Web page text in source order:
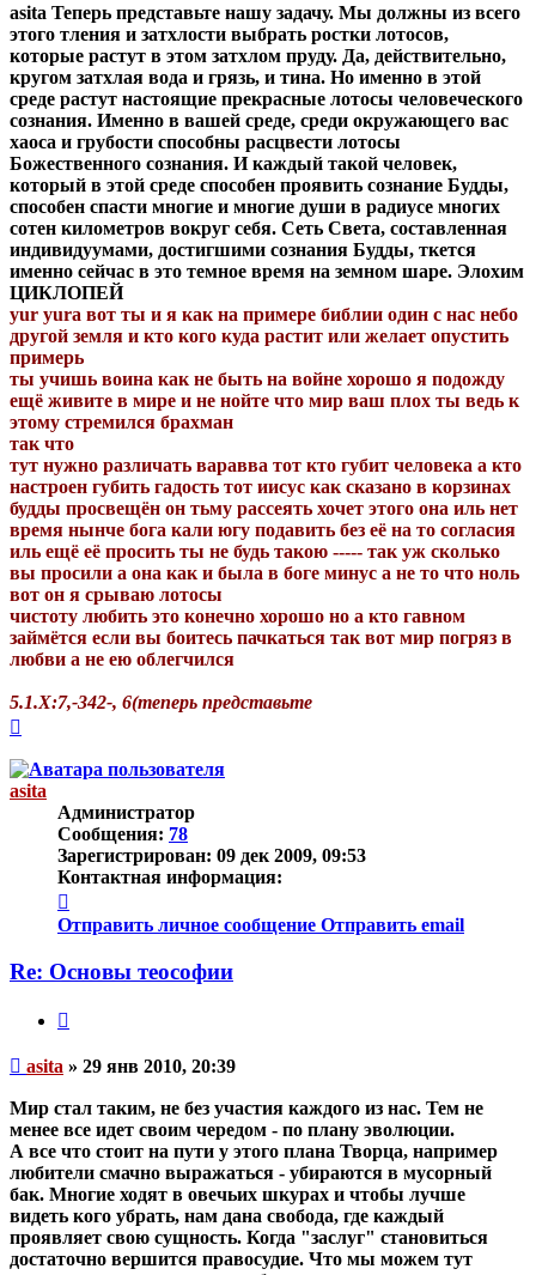
asita Теперь представьте нашу задачу. Мы должны из всего
этого тления и затхлости выбрать ростки лотосов,
которые растут в этом затхлом пруду. Да, действительно,
кругом затхлая вода и грязь, и тина. Но именно в этой
среде растут настоящие прекрасные лотосы человеческого
сознания. Именно в вашей среде, среди окружающего вас
хаоса и грубости способны расцвести лотосы
Божественного сознания. И каждый такой человек,
который в этой среде способен проявить сознание Будды,
способен спасти многие и многие души в радиусе многих
сотен километров вокруг себя. Сеть Света, составленная
индивидуумами, достигшими сознания Будды, ткется
именно сейчас в это темное время на земном шаре. Элохим
ЦИКЛОПЕЙ
yur yura вот ты и я как на примере библии один с нас небо
другой земля и кто кого куда растит или желает опустить
примерь
ты учишь воина как не быть на войне хорошо я подожду
ещё живите в мире и не нойте что мир ваш плох ты ведь к
этому стремился брахман
так что
тут нужно различать варавва тот кто губит человека а кто
настроен губить гадость тот иисус как сказано в корзинах
будды просвещён он тьму рассеять хочет этого она иль нет
время нынче бога кали югу подавить без её на то согласия
иль ещё её просить ты не будь такою ----- так уж сколько
вы просили а она как и была в боге минус а не то что ноль
вот он я срываю лотосы
чистоту любить это конечно хорошо но а кто гавном
займётся если вы боитесь пачкаться так вот мир погряз в
любви а не ею облегчился
5.1.Х:7,-342-, 6(теперь представьте
началу
asita
Администратор
Сообщения: 78
Зарегистрирован: 09 дек 2009, 09:53
Контактная информация:
информация
пользователя
Отправить личное сообщение Отправить email
Re: Основы теософии
Непрочитанное
asita » 29 янв 2010, 20:39
Мир стал таким, не без участия каждого из нас. Тем не
менее все идет своим чередом - по плану эволюции.
А все что стоит на пути у этого плана Творца, например
любители смачно выражаться - убираются в мусорный
бак. Многие ходят в овечьих шкурах и чтобы лучше
видеть кого убрать, нам дана свобода, где каждый
проявляет свою сущность. Когда "заслуг" становиться
достаточно вершится правосудие. Что мы можем тут